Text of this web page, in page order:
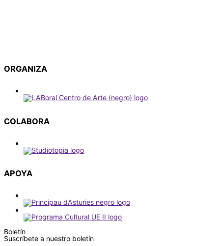
ORGANIZA
COLABORA
APOYA
Boletín
Suscríbete a nuestro boletín